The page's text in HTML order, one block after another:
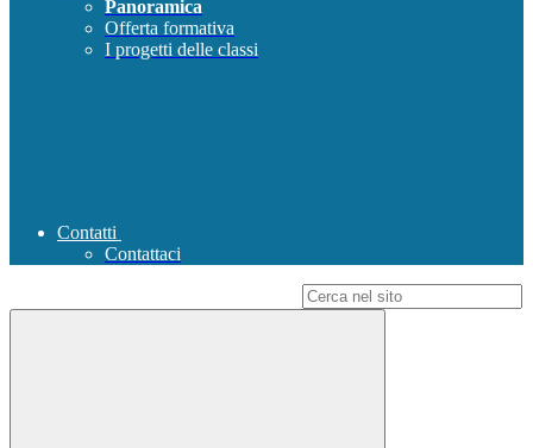
Panoramica
Offerta formativa
I progetti delle classi
Contatti
Contattaci